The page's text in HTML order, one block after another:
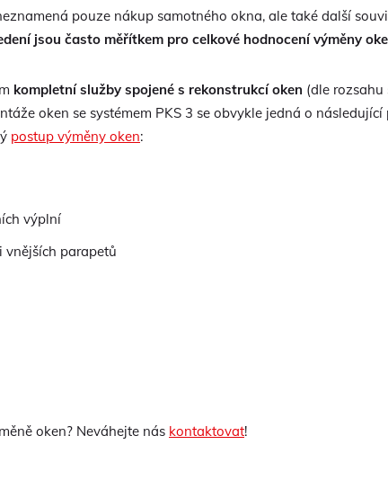
pouze nákup samotného okna, ale také další
jsou často měřítkem pro celkové hodnocení výměny
kompletní služby spojené s rekonstrukcí oken (dle rozsahu
oken se systémem PKS 3 se obvykle jedná o následující
postup výměny oken:
výplní
vnějších parapetů
oken? Neváhejte nás kontaktovat!